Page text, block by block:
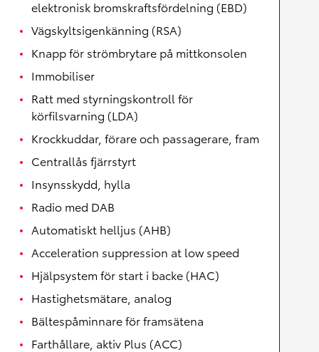
elektronisk bromskraftsfördelning (EBD)
Vägskyltsigenkänning (RSA)
Knapp för strömbrytare på mittkonsolen
Immobiliser
Ratt med styrningskontroll för
körfilsvarning (LDA)
Krockkuddar, förare och passagerare, fram
Centrallås fjärrstyrt
Insynsskydd, hylla
Radio med DAB
Automatiskt helljus (AHB)
Acceleration suppression at low speed
Hjälpsystem för start i backe (HAC)
Hastighetsmätare, analog
Bältespåminnare för framsätena
Farthållare, aktiv Plus (ACC)